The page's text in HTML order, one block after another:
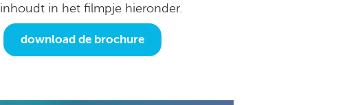
inhoudt in het filmpje hieronder.
download de brochure